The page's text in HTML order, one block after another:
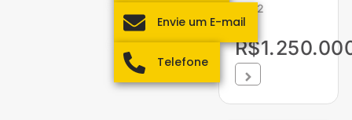
2
Envie um E-mail
Telefone